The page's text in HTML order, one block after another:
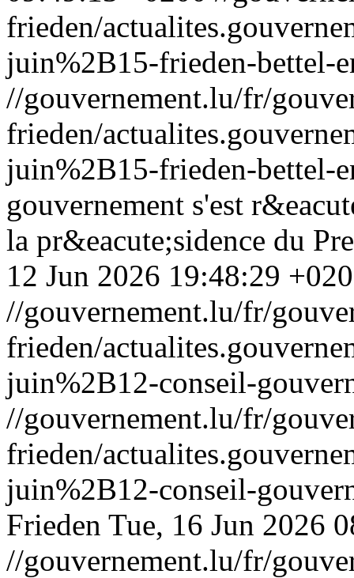
frieden/
juin%2B15-frieden-bettel-
//gouvernement.lu/fr/
frieden/
juin%2B15-frieden-bettel-
gouvernement s'est
la pr&eacute;sidence du
12 Jun 2026 19:48:29
//gouvernement.lu/fr/
frieden/
juin%2B12-conseil-
//gouvernement.lu/fr/
frieden/
juin%2B12-conseil-
Frieden Tue, 16 Jun 2026
//gouvernement.lu/fr/